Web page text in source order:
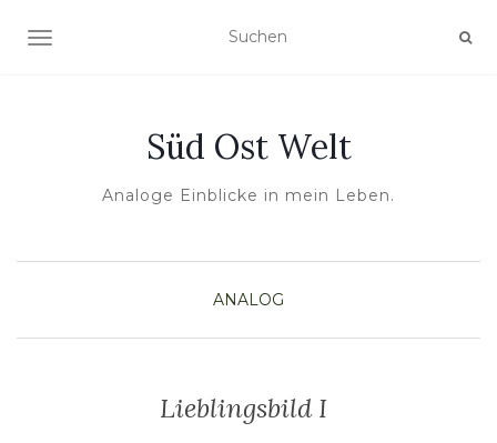
NAVIGATION UMSCHALTEN
Süd Ost Welt
Analoge Einblicke in mein Leben.
ANALOG
Lieblingsbild I